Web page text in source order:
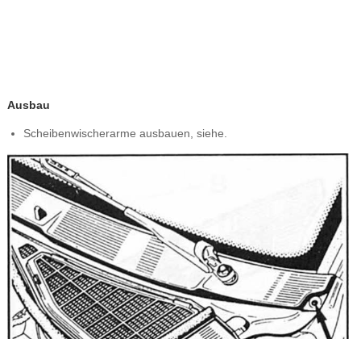
Ausbau
Scheibenwischerarme ausbauen, siehe.